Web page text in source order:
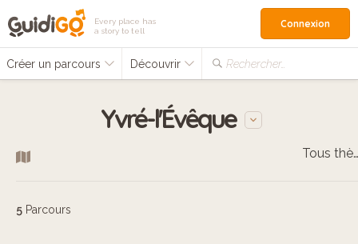
Every place has
a story to tell
Créer un parcours Découvrir Rechercher…
Connexion
Yvré-l'Évêque
Tous thèmes
5 Parcours